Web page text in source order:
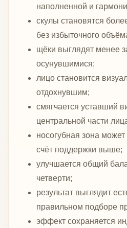
наполненной и
скулы становятся
без избыточного
щёки выглядят менее
осунувшимися;
лицо становится
отдохнувшим;
смягчается уставший
центральной части
носогубная зона
счёт поддержки выше;
улучшается общий
четверти;
результат выглядит
правильном подборе
эффект сохраняется